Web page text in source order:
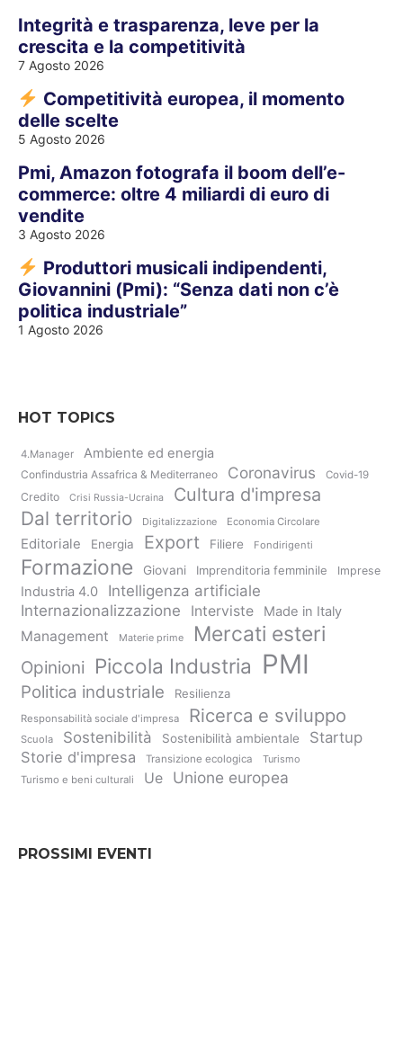
Integrità e trasparenza, leve per la
crescita e la competitività
7 Agosto 2026
Competitività europea, il momento
delle scelte
5 Agosto 2026
Pmi, Amazon fotografa il boom dell’e-
commerce: oltre 4 miliardi di euro di
vendite
3 Agosto 2026
Produttori musicali indipendenti,
Giovannini (Pmi): “Senza dati non c’è
politica industriale”
1 Agosto 2026
HOT TOPICS
4.Manager Ambiente ed energia
Confindustria Assafrica & Mediterraneo Coronavirus Covid-19
Credito Crisi Russia-Ucraina Cultura d'impresa
Dal territorio Digitalizzazione Economia Circolare
Editoriale Energia Export Filiere Fondirigenti
Formazione Giovani Imprenditoria femminile Imprese
Industria 4.0
Intelligenza artificiale
Internazionalizzazione
Interviste Made in Italy
Management Materie prime Mercati esteri
Opinioni Piccola Industria PMI
Politica industriale Resilienza
Responsabilità sociale d'impresa Ricerca e sviluppo
Scuola Sostenibilità Sostenibilità ambientale
Startup
Storie d'impresa
Transizione ecologica
Turismo
Turismo e beni culturali
Ue Unione europea
PROSSIMI EVENTI